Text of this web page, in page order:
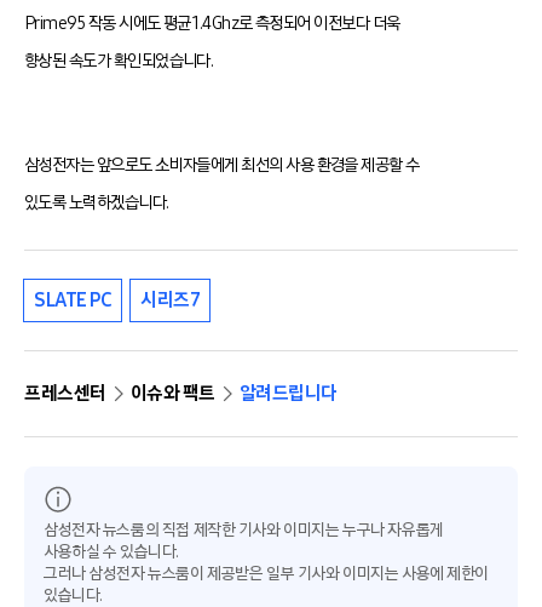
Prime95 작동 시에도 평균 1.4Ghz로 측정되어 이전보다 더욱
향상된 속도가 확인되었습니다.
삼성전자는 앞으로도 소비자들에게 최선의 사용 환경을 제공할 수
있도록 노력하겠습니다.
SLATE PC 시리즈7
프레스센터 이슈와 팩트 알려드립니다
삼성전자 뉴스룸의 직접 제작한 기사와 이미지는 누구나 자유롭게
사용하실 수 있습니다.
그러나 삼성전자 뉴스룸이 제공받은 일부 기사와 이미지는 사용에 제한이
있습니다.